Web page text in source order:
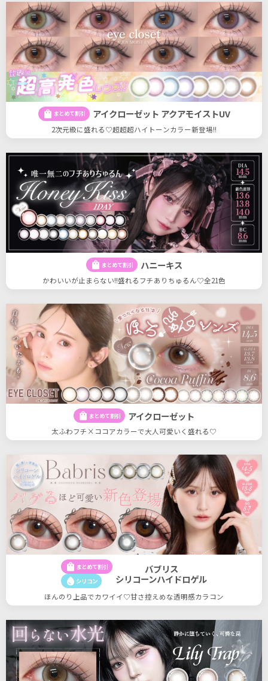
shopping_bag まとめて割引 アイクローゼット アクアモイストUV
2次元級に盛れる♡超超超ハイトーンカラー新登場!!
shopping_bag まとめて割引 ハニーキス
かわいいが止まらない!!盛れるフチありちゅるん♡全21色
shopping_bag まとめて割引 アイクローゼット
太ふわフチ×ココアカラーで大人可愛いく盛れる♡
shopping_bag まとめて割引
water_drop シリコン
バブリス
シリコーンハイドロゲル
ほんのり上品でカワイイ♡甘さ控えめな透明感カラコン